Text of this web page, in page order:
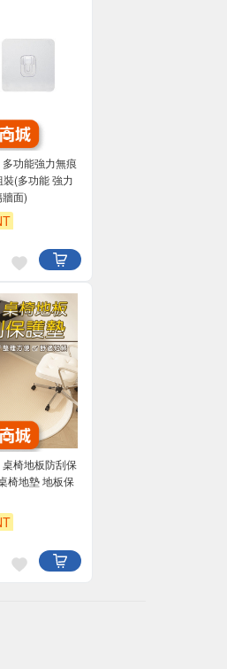
多功能強力無痕
(多功能 強力
面)
桌椅地板防刮保
椅地墊 地板保